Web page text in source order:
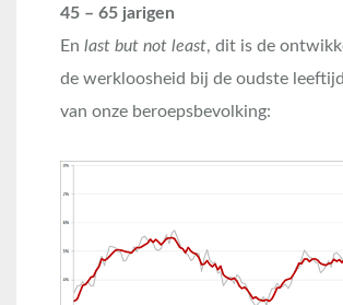
45 – 65 jarigen
En last but not least, dit is de
de werkloosheid bij de oudste
van onze beroepsbevolking: